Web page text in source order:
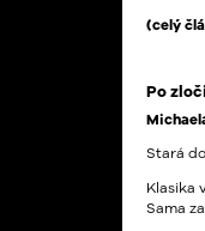
(celý
Po
Stará
Klasika
Sama